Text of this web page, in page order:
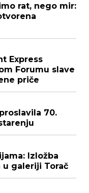
rat, nego mir:
Express
Forumu slave
priče
70.
Izložba
galeriji Torač